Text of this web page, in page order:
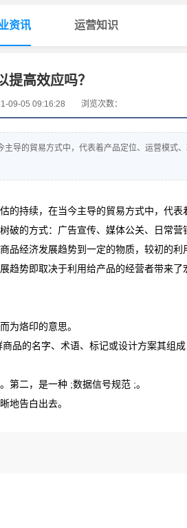
资讯 运营知识
提高效应吗？
09-05 09:16:28 浏览次数：
导的貿易方式中，代表着产品定位、运营模式
持续，在当今主导的貿易方式中，代
的方式：广告宣传、媒体公关、日常营
经济发展趋势到一定的物质，较初的
势即取决于利用给产品的经营者带来
为烙印的意思。
品的名字、术语、标记或设计方案其组
第二，是一种 ;数据信号规范 ;。
地告白出去。